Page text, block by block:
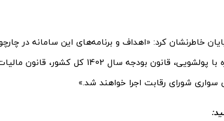
خاطرنشان کرد: «اهداف و برنامه‌های این سامانه در
قانون مبارزه با پولشویی، قانون
سواری شورای رقابت اجرا خواهند شد.»